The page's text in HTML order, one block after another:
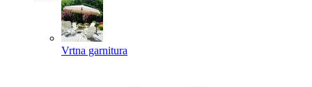
Vrtna garnitura